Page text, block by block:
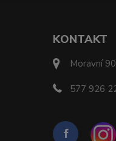
KONTAKT
Moravní
577 926